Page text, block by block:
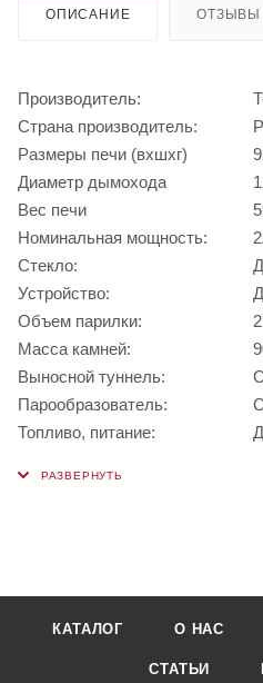
ОПИСАНИЕ ОТЗЫВЫ
Производитель:
Страна производитель:
Размеры печи (вхшхг)
Диаметр дымохода
Вес печи
Номинальная мощность:
Стекло:
Устройство:
Объем парилки:
Масса камней:
Выносной туннель:
Парообразователь:
Топливо, питание:
КАТАЛОГ О НАС
СТАТЬИ